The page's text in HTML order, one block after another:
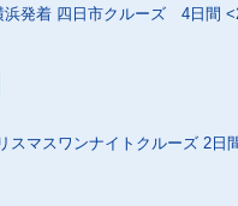
浜発着 四日市クルーズ 4日間
スマスワンナイトクルーズ 2日